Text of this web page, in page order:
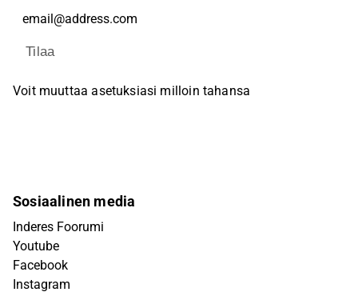
Tilaa
Voit muuttaa asetuksiasi milloin tahansa
Sosiaalinen media
Inderes Foorumi
Youtube
Facebook
Instagram